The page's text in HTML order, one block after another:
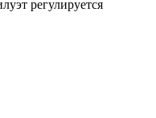
регулируется